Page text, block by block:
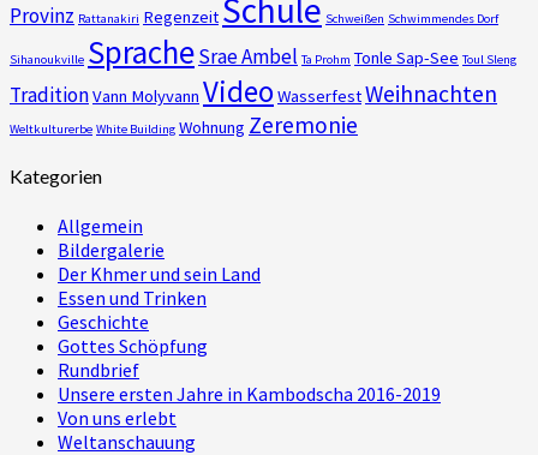
Provinz Rattanakiri Regenzeit Schule Schweißen Schwimmendes Dorf
Sihanoukville SpracheSrae Ambel Ta Prohm Tonle Sap-See Toul Sleng
TraditionVann Molyvann VideoWasserfestWeihnachten
Weltkulturerbe White Building Wohnung Zeremonie
Kategorien
Allgemein
Bildergalerie
Der Khmer und sein Land
Essen und Trinken
Geschichte
Gottes Schöpfung
Rundbrief
Unsere ersten Jahre in Kambodscha 2016-2019
Von uns erlebt
Weltanschauung